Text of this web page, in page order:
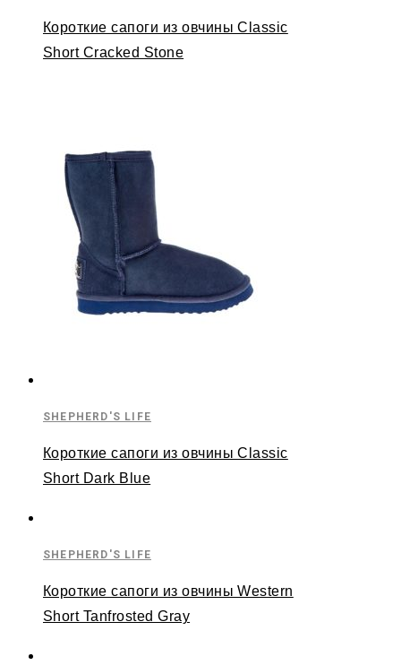
Короткие сапоги из овчины Classic
Short Cracked Stone
SHEPHERD'S LIFE
Короткие сапоги из овчины Classic
Short Dark Blue
SHEPHERD'S LIFE
Короткие сапоги из овчины Western
Short Tanfrosted Gray